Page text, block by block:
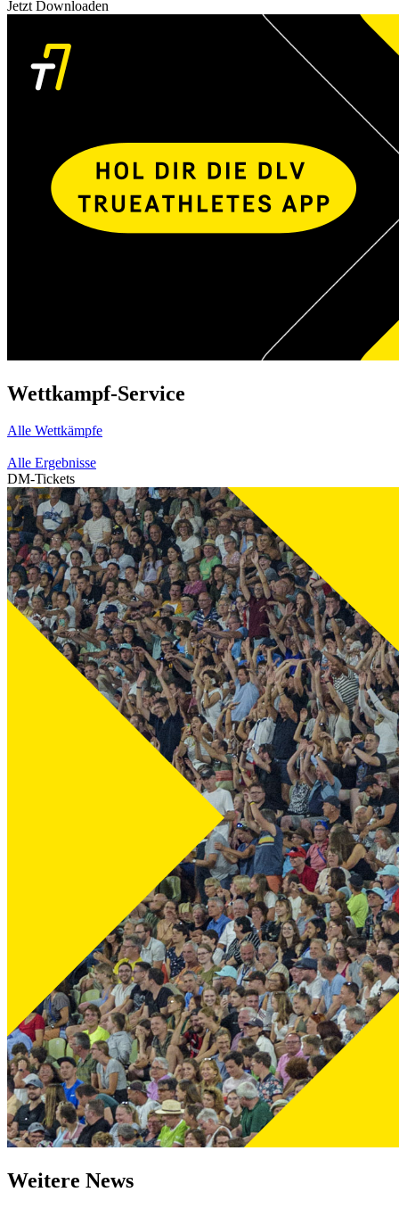
Jetzt Downloaden
Wettkampf-Service
Alle Wettkämpfe
Alle Ergebnisse
DM-Tickets
Weitere News